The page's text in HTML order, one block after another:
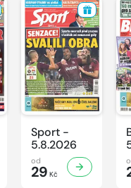
Sport -
5.8.2026
od
29 Kč